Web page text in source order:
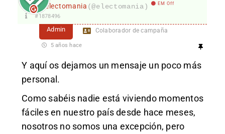
electomania (@electomania) EM Off
#1878496
Admin Colaborador de campaña
5 años hace
Y aquí os dejamos un mensaje un poco más
personal.
Como sabéis nadie está viviendo momentos
fáciles en nuestro país desde hace meses,
nosotros no somos una excepción, pero